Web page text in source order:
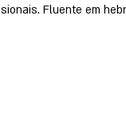
Fluente em